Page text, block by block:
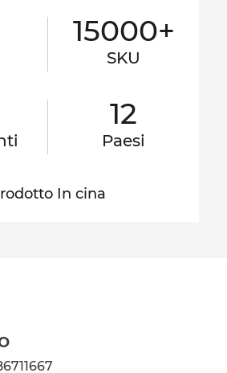
15000+
SKU
12
Paesi
In cina